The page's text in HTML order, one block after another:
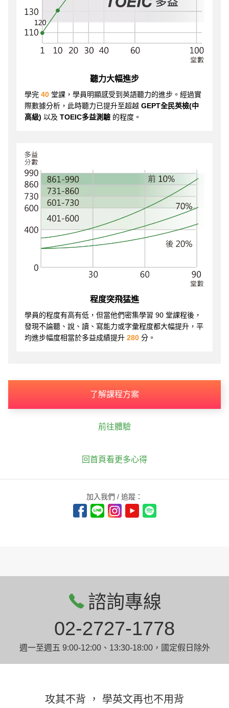
聽力大幅進步
學完 40 堂課，學員明顯感受到英語聽力的進步。經過實
際數據分析，此時聽力已提升至超越 GEPT全民英檢(中
高級) 以及 TOEIC多益測驗 的程度。
程度突飛猛進
學員的程度有高有低，但當他們密集學習 90 堂課程後，
發現不論聽、說、讀、寫能力或字彙程度都大幅提升，平
均進步幅度相當於多益成績提升 280 分。
了解課程方案
前往體驗
回首頁看更多心得
加入我們 / 追蹤：
諮詢專線
02-2727-1778
週一至週五 9:00-12:00、13:30-18:00，國定假日除外
攻其不背 ， 學英文再也不用背